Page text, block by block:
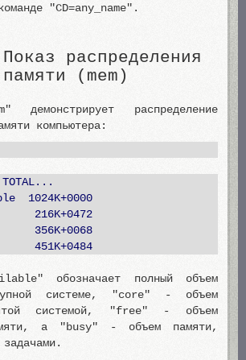
"CD=any_name".
распределения
памяти (mem)
демонстрирует распределение
компьютера:
TOTAL...
1024K+0000
обозначает полный объем
системе, "core" - объем
системой, "free" - объем
а "busy" - объем памяти,